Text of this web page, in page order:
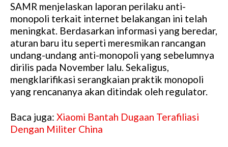
SAMR menjelaskan laporan perilaku anti-
monopoli terkait internet belakangan ini telah
meningkat. Berdasarkan informasi yang beredar,
aturan baru itu seperti meresmikan rancangan
undang-undang anti-monopoli yang sebelumnya
dirilis pada November lalu. Sekaligus,
mengklarifikasi serangkaian praktik monopoli
yang rencananya akan ditindak oleh regulator.
Baca juga: Xiaomi Bantah Dugaan Terafiliasi
Dengan Militer China